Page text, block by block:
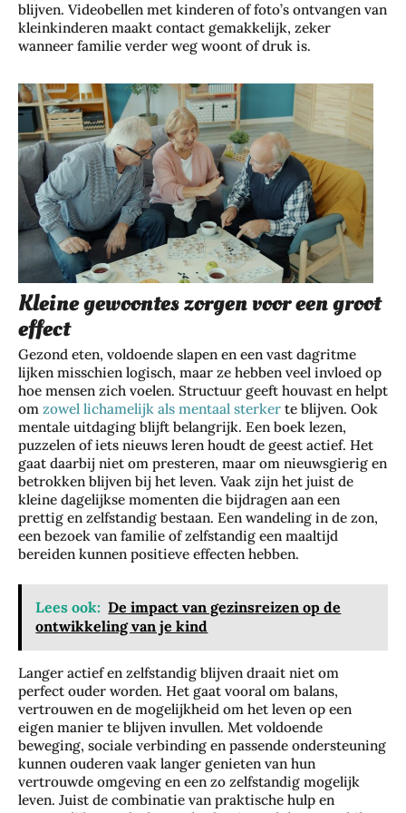
blijven. Videobellen met kinderen of foto’s ontvangen van
kleinkinderen maakt contact gemakkelijk, zeker
wanneer familie verder weg woont of druk is.
Kleine gewoontes zorgen voor een groot
effect
Gezond eten, voldoende slapen en een vast dagritme
lijken misschien logisch, maar ze hebben veel invloed op
hoe mensen zich voelen. Structuur geeft houvast en helpt
om zowel lichamelijk als mentaal sterker te blijven. Ook
mentale uitdaging blijft belangrijk. Een boek lezen,
puzzelen of iets nieuws leren houdt de geest actief. Het
gaat daarbij niet om presteren, maar om nieuwsgierig en
betrokken blijven bij het leven. Vaak zijn het juist de
kleine dagelijkse momenten die bijdragen aan een
prettig en zelfstandig bestaan. Een wandeling in de zon,
een bezoek van familie of zelfstandig een maaltijd
bereiden kunnen positieve effecten hebben.
Lees ook: De impact van gezinsreizen op de
ontwikkeling van je kind
Langer actief en zelfstandig blijven draait niet om
perfect ouder worden. Het gaat vooral om balans,
vertrouwen en de mogelijkheid om het leven op een
eigen manier te blijven invullen. Met voldoende
beweging, sociale verbinding en passende ondersteuning
kunnen ouderen vaak langer genieten van hun
vertrouwde omgeving en een zo zelfstandig mogelijk
leven. Juist de combinatie van praktische hulp en
Zo
bes
che
rm
je